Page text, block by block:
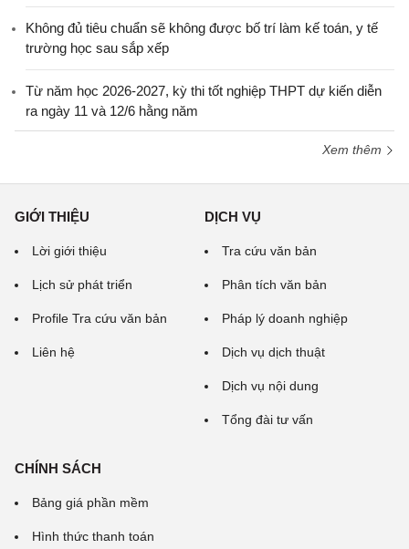
Không đủ tiêu chuẩn sẽ không được bố trí làm kế toán, y tế
trường học sau sắp xếp
Từ năm học 2026-2027, kỳ thi tốt nghiệp THPT dự kiến diễn
ra ngày 11 và 12/6 hằng năm
Xem thêm
GIỚI THIỆU
Lời giới thiệu
Lịch sử phát triển
Profile Tra cứu văn bản
Liên hệ
DỊCH VỤ
Tra cứu văn bản
Phân tích văn bản
Pháp lý doanh nghiệp
Dịch vụ dịch thuật
Dịch vụ nội dung
Tổng đài tư vấn
CHÍNH SÁCH
Bảng giá phần mềm
Hình thức thanh toán